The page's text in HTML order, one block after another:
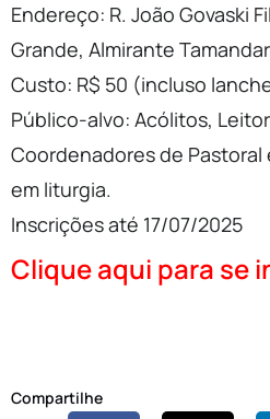
Endereço: R. João Govaski
Grande, Almirante
Custo: R$ 50 (incluso
Público-alvo: Acólitos,
Coordenadores de
em liturgia.
Inscrições até 17/07/2025
Clique aqui para se
Compartilhe